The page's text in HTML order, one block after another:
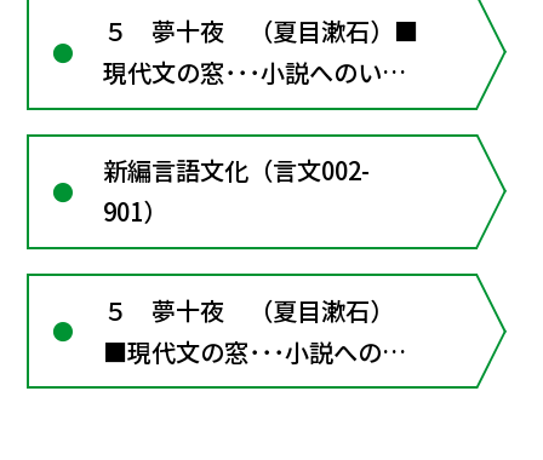
５ 夢十夜 （夏目漱石）■
現代文の窓･･･小説へのいざ
ない
新編言語文化（言文002-
901）
５ 夢十夜 （夏目漱石）
■現代文の窓･･･小説へのい
ざない